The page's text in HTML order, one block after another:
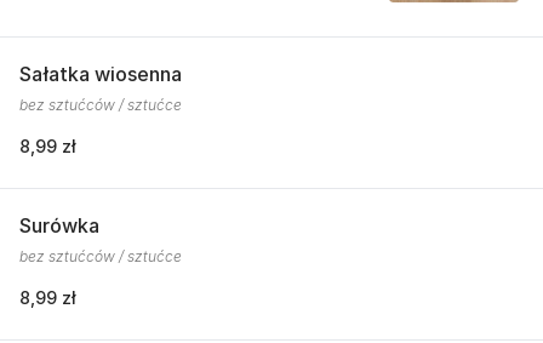
Sałatka wiosenna
bez sztućców / sztućce
8,99 zł
Surówka
bez sztućców / sztućce
8,99 zł